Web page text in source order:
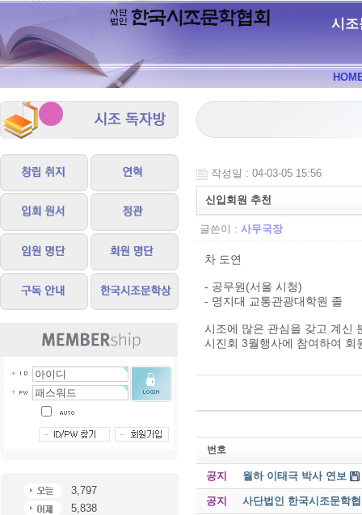
시조
3,797
5,838
작성일 : 04-03-05 15:56
신입회원 추천
글쓴이 : 사무국장
차 도연
- 공무원(서울 시청)
- 명지대 교통관광대학원 졸
시조에 많은 관심을 갖고 계신
시진회 3월행사에 참여하여 회
번호
공지 월하 이태극 박사 연보
공지 사단법인 한국시조문학